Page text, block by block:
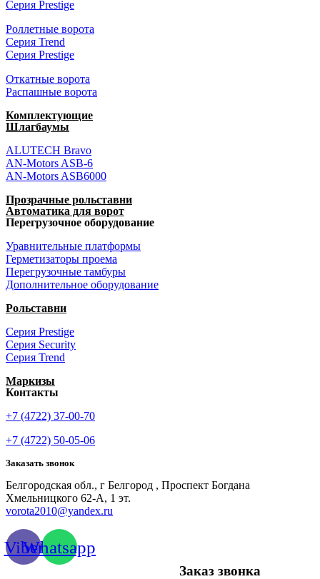
Серия Prestige
Роллетные ворота
Серия Trend
Серия Prestige
Откатные ворота
Распашные ворота
Комплектующие
Шлагбаумы
ALUTECH Bravo
AN-Motors ASB-6
AN-Motors ASB6000
Прозрачные рольставни
Автоматика для ворот
Перегрузочное оборудование
Уравнительные платформы
Герметизаторы проема
Перегрузочные тамбуры
Дополнительное оборудование
Рольставни
Серия Prestige
Серия Security
Серия Trend
Маркизы
Контакты
+7 (4722) 37-00-70
+7 (4722) 50-05-06
Заказать звонок
Белгородская обл., г Белгород , Проспект Богдана
Хмельницкого 62-А, 1 эт.
vorota2010@yandex.ru
ViberWhatsapp
Заказ звонка